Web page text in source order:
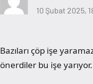
10 Şubat 2025,
Bazıları çöp işe
önerdiler bu işe yarıyor.